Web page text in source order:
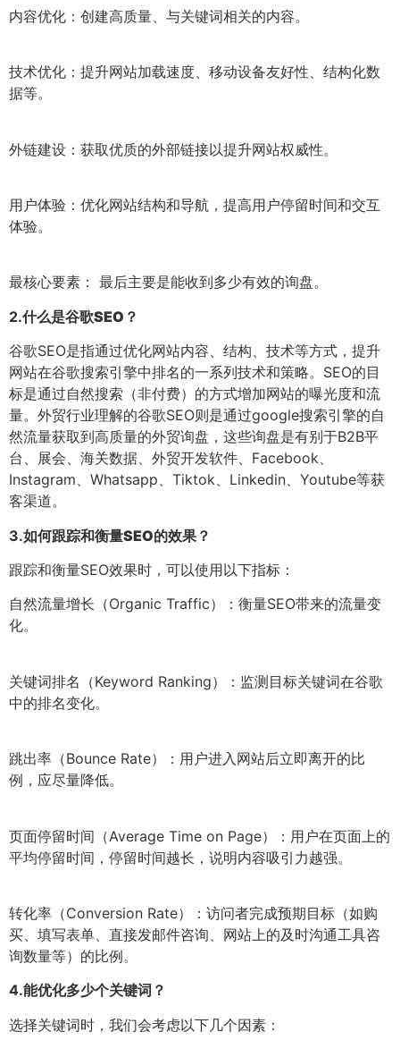
内容优化：创建高质量、与关键词相关的内容。
技术优化：提升网站加载速度、移动设备友好性、结构化数
据等。
外链建设：获取优质的外部链接以提升网站权威性。
用户体验：优化网站结构和导航，提高用户停留时间和交互
体验。
最核心要素： 最后主要是能收到多少有效的询盘。
2.什么是谷歌SEO？
谷歌SEO是指通过优化网站内容、结构、技术等方式，提升
网站在谷歌搜索引擎中排名的一系列技术和策略。SEO的目
标是通过自然搜索（非付费）的方式增加网站的曝光度和流
量。外贸行业理解的谷歌SEO则是通过google搜索引擎的自
然流量获取到高质量的外贸询盘，这些询盘是有别于B2B平
台、展会、海关数据、外贸开发软件、Facebook、
Instagram、Whatsapp、Tiktok、Linkedin、Youtube等获
客渠道。
3.如何跟踪和衡量SEO的效果？
跟踪和衡量SEO效果时，可以使用以下指标：
自然流量增长（Organic Traffic）：衡量SEO带来的流量变
化。
关键词排名（Keyword Ranking）：监测目标关键词在谷歌
中的排名变化。
跳出率（Bounce Rate）：用户进入网站后立即离开的比
例，应尽量降低。
页面停留时间（Average Time on Page）：用户在页面上的
平均停留时间，停留时间越长，说明内容吸引力越强。
转化率（Conversion Rate）：访问者完成预期目标（如购
买、填写表单、直接发邮件咨询、网站上的及时沟通工具咨
询数量等）的比例。
4.能优化多少个关键词？
选择关键词时，我们会考虑以下几个因素：